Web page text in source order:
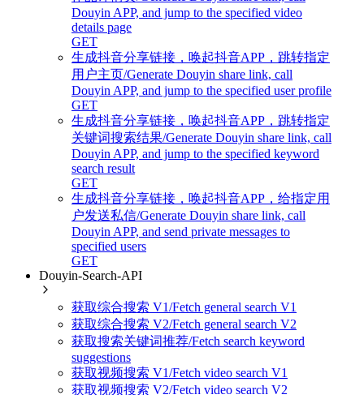
Douyin APP, and jump to the specified video
details page
GET
生成抖音分享链接，唤起抖音APP，跳转指定
用户主页/Generate Douyin share link, call
Douyin APP, and jump to the specified user profile
GET
生成抖音分享链接，唤起抖音APP，跳转指定
关键词搜索结果/Generate Douyin share link, call
Douyin APP, and jump to the specified keyword
search result
GET
生成抖音分享链接，唤起抖音APP，给指定用
户发送私信/Generate Douyin share link, call
Douyin APP, and send private messages to
specified users
GET
Douyin-Search-API
获取综合搜索 V1/Fetch general search V1
获取综合搜索 V2/Fetch general search V2
获取搜索关键词推荐/Fetch search keyword
suggestions
获取视频搜索 V1/Fetch video search V1
获取视频搜索 V2/Fetch video search V2